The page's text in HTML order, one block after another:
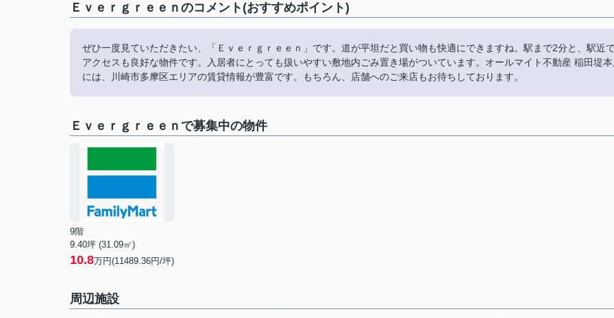
Ｅｖｅｒｇｒｅｅｎのコメント(おすすめポイント)
ぜひ一度見ていただきたい、「Ｅｖｅｒｇｒｅｅｎ」です。道が平坦だと買い物も快適にできますね。駅まで2分と、駅近
アクセスも良好な物件です。入居者にとっても扱いやすい敷地内ごみ置き場がついています。オールマイト不動産 稲田堤
には、川崎市多摩区エリアの賃貸情報が豊富です。もちろん、店舗へのご来店もお待ちしております。
Ｅｖｅｒｇｒｅｅｎで募集中の物件
9階
9.40坪 (31.09㎡)
10.8万円(11489.36円/坪)
周辺施設